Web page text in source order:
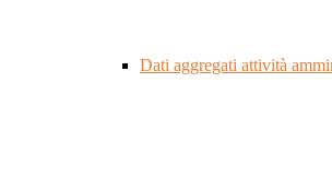
Dati aggregati attività